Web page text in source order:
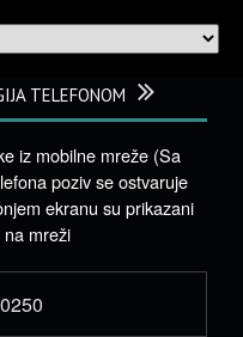
TELEFONOM
iz mobilne mreže (Sa
poziv se ostvaruje
ekranu su prikazani
mreži